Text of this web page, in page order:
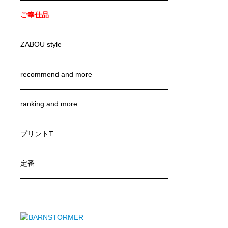
ご奉仕品
ZABOU style
recommend and more
ranking and more
プリントT
定番